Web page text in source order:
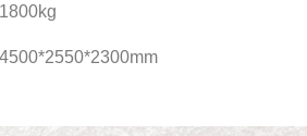
1800kg
4500*2550*2300mm